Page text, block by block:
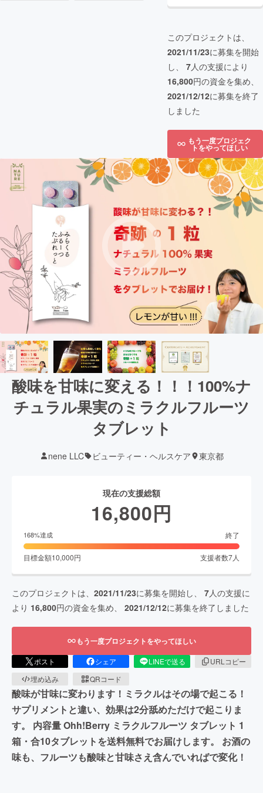
このプロジェクトは、
2021/11/23に募集を開始
し、 7人の支援により
16,800円の資金を集め、
2021/12/12に募集を終了
しました
もう一度プロジェク
トをやってほしい
酸味を甘味に変える！！！100%ナ
チュラル果実のミラクルフルーツ
タブレット
nene LLC ビューティー・ヘルスケア 東京都
現在の支援総額
16,800円
168%達成 終了
目標金額10,000円 支援者数7人
このプロジェクトは、 2021/11/23に募集を開始し、 7人の支援に
より 16,800円の資金を集め、 2021/12/12に募集を終了しました
もう一度プロジェクトをやってほしい
ポスト シェア LINEで送る
URLコピー
埋め込み
QRコード
酸味が甘味に変わります！ミラクルはその場で起こる！
サプリメントと違い、効果は2分舐めただけで起こりま
す。 内容量 Ohh!Berry ミラクルフルーツ タブレット 1
箱・合10タブレットを送料無料でお届けします。 お酒の
味も、フルーツも酸味と甘味さえ含んでいればで変化！